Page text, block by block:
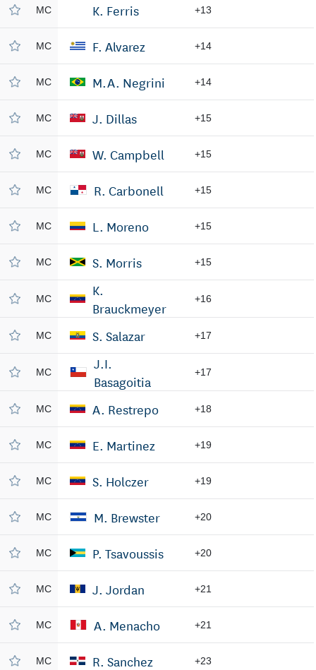
MC K. Ferris +13
MC F. Alvarez +14
MC M.A. Negrini +14
MC J. Dillas +15
MC W. Campbell +15
MC R. Carbonell +15
MC L. Moreno +15
MC S. Morris +15
MC
K.
Brauckmeyer
+16
MC S. Salazar +17
MC
J.I.
Basagoitia
+17
MC A. Restrepo +18
MC E. Martinez +19
MC S. Holczer +19
MC M. Brewster +20
MC P. Tsavoussis +20
MC J. Jordan +21
MC A. Menacho +21
MC R. Sanchez +23